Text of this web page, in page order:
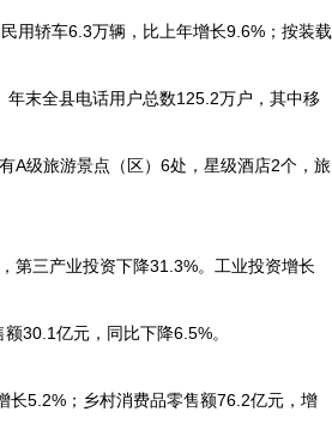
用轿车6.3万辆，比上年增长9.6%；按装载
末全县电话用户总数125.2万户，其中移
A级旅游景点（区）6处，星级酒店2个，旅
第三产业投资下降31.3%。工业投资增长
30.1亿元，同比下降6.5%。
长5.2%；乡村消费品零售额76.2亿元，增